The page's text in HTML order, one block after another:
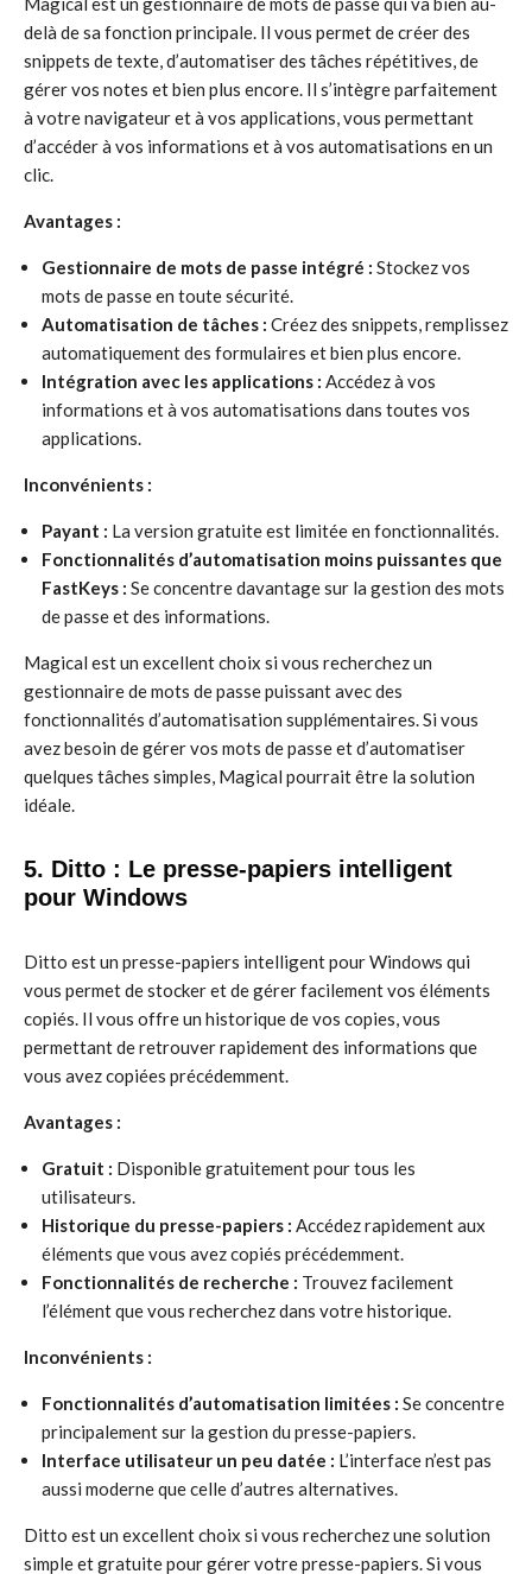
delà de sa fonction principale. Il vous permet de créer des
snippets de texte, d’automatiser des tâches répétitives, de
gérer vos notes et bien plus encore. Il s’intègre parfaitement
à votre navigateur et à vos applications, vous permettant
d’accéder à vos informations et à vos automatisations en un
clic.
Avantages :
Gestionnaire de mots de passe intégré : Stockez vos
mots de passe en toute sécurité.
Automatisation de tâches : Créez des snippets, remplissez
automatiquement des formulaires et bien plus encore.
Intégration avec les applications : Accédez à vos
informations et à vos automatisations dans toutes vos
applications.
Inconvénients :
Payant : La version gratuite est limitée en fonctionnalités.
Fonctionnalités d’automatisation moins puissantes que
FastKeys : Se concentre davantage sur la gestion des mots
de passe et des informations.
Magical est un excellent choix si vous recherchez un
gestionnaire de mots de passe puissant avec des
fonctionnalités d’automatisation supplémentaires. Si vous
avez besoin de gérer vos mots de passe et d’automatiser
quelques tâches simples, Magical pourrait être la solution
idéale.
5. Ditto : Le presse-papiers intelligent
pour Windows
Ditto est un presse-papiers intelligent pour Windows qui
vous permet de stocker et de gérer facilement vos éléments
copiés. Il vous offre un historique de vos copies, vous
permettant de retrouver rapidement des informations que
vous avez copiées précédemment.
Avantages :
Gratuit : Disponible gratuitement pour tous les
utilisateurs.
Historique du presse-papiers : Accédez rapidement aux
éléments que vous avez copiés précédemment.
Fonctionnalités de recherche : Trouvez facilement
l’élément que vous recherchez dans votre historique.
Inconvénients :
Fonctionnalités d’automatisation limitées : Se concentre
principalement sur la gestion du presse-papiers.
Interface utilisateur un peu datée : L’interface n’est pas
aussi moderne que celle d’autres alternatives.
Ditto est un excellent choix si vous recherchez une solution
simple et gratuite pour gérer votre presse-papiers. Si vous